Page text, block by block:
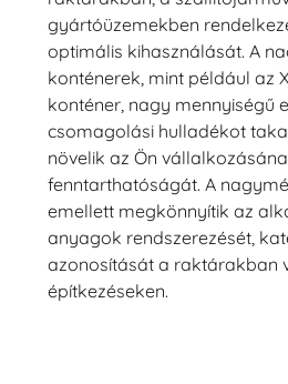
gyártóüzemekben
optimális kihasználását. A
konténerek, mint például az
konténer, nagy mennyiségű
csomagolási hulladékot
növelik az Ön
fenntarthatóságát. A
emellett megkönnyítik az
anyagok rendszerezését,
azonosítását a raktárakban
építkezéseken.